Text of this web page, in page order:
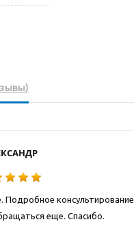
)
Подробное консультирование
еще. Спасибо.